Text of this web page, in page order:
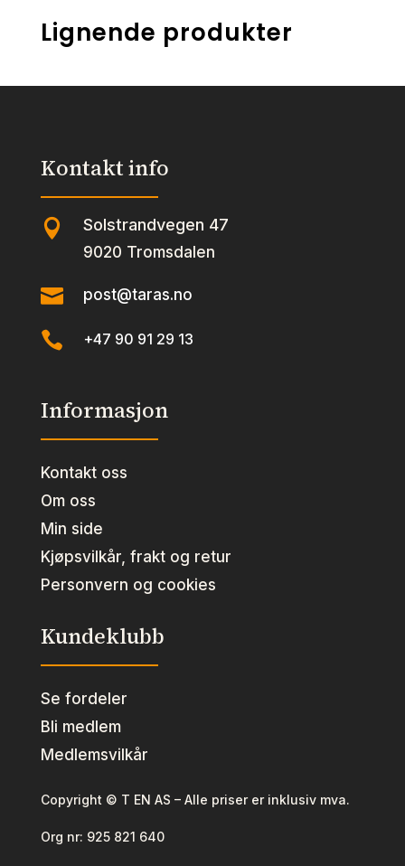
Lignende produkter
Kontakt info
 Solstrandvegen 47
9020 Tromsdalen
 post@taras.no
 +47 90 91 29 13
Informasjon
Kontakt oss
Om oss
Min side
Kjøpsvilkår, frakt og retur
Personvern og cookies
Kundeklubb
Se fordeler
Bli medlem
Medlemsvilkår
Copyright © T EN AS – Alle priser er inklusiv mva.
Org nr: 925 821 640